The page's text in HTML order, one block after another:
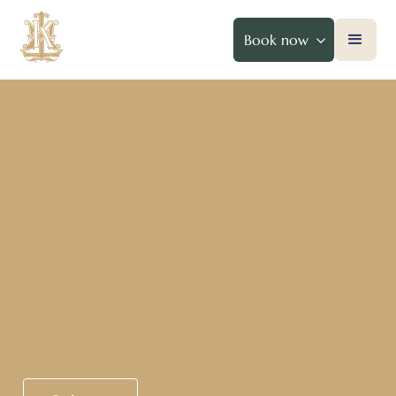
Book now